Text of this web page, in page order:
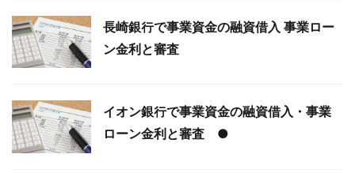
長崎銀行で事業資金の融資借入 事業ロー
ン金利と審査
イオン銀行で事業資金の融資借入・事業
ローン金利と審査 ●